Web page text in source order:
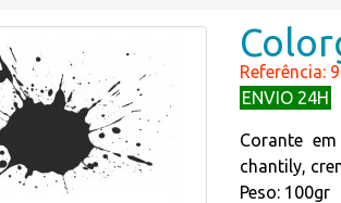
Referência:
ENVIO 24H
Corante
chantily,
Peso: 100gr